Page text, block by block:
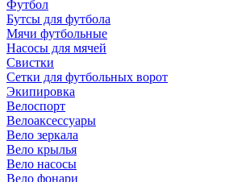
Футбол
Бутсы для футбола
Мячи футбольные
Насосы для мячей
Свистки
Сетки для футбольных ворот
Экипировка
Велоспорт
Велоаксессуары
Вело зеркала
Вело крылья
Вело насосы
Вело фонари